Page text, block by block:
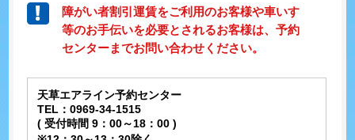
障がい者割引運賃をご利用のお客様や車いす
等のお手伝いを必要とされるお客様は、予約
センターまでお問い合わせください。
天草エアライン予約センター
TEL：0969-34-1515
( 受付時間 9：00～18：00 )